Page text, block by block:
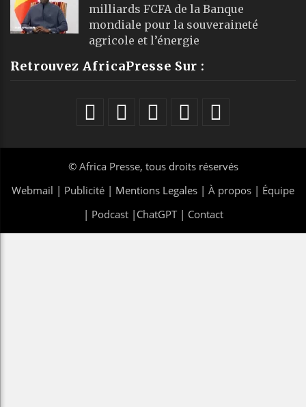
milliards FCFA de la Banque
mondiale pour la souveraineté
agricole et l’énergie
Retrouvez AfricaPresse Sur :
© Africa Presse, tous droits réservés
Webmail | Publicité | Mentions Legales | À propos | Équipe
| Podcast| ChatGPT| Contact